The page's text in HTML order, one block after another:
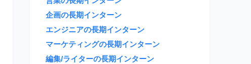
企画の長期インターン
エンジニアの長期インターン
マーケティングの長期インターン
編集/ライターの長期インターン